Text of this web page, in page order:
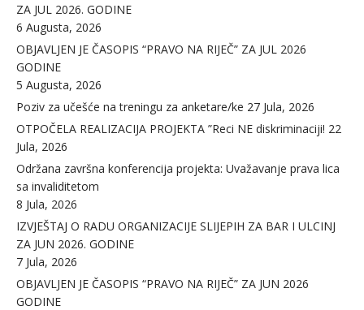
ZA JUL 2026. GODINE
6 Augusta, 2026
OBJAVLJEN JE ČASOPIS “PRAVO NA RIJEČ” ZA JUL 2026
GODINE
5 Augusta, 2026
Poziv za učešće na treningu za anketare/ke 27 Jula, 2026
OTPOČELA REALIZACIJA PROJEKTA ”Reci NE diskriminaciji! 22
Jula, 2026
Održana završna konferencija projekta: Uvažavanje prava lica
sa invaliditetom
8 Jula, 2026
IZVJEŠTAJ O RADU ORGANIZACIJE SLIJEPIH ZA BAR I ULCINJ
ZA JUN 2026. GODINE
7 Jula, 2026
OBJAVLJEN JE ČASOPIS “PRAVO NA RIJEČ” ZA JUN 2026
GODINE